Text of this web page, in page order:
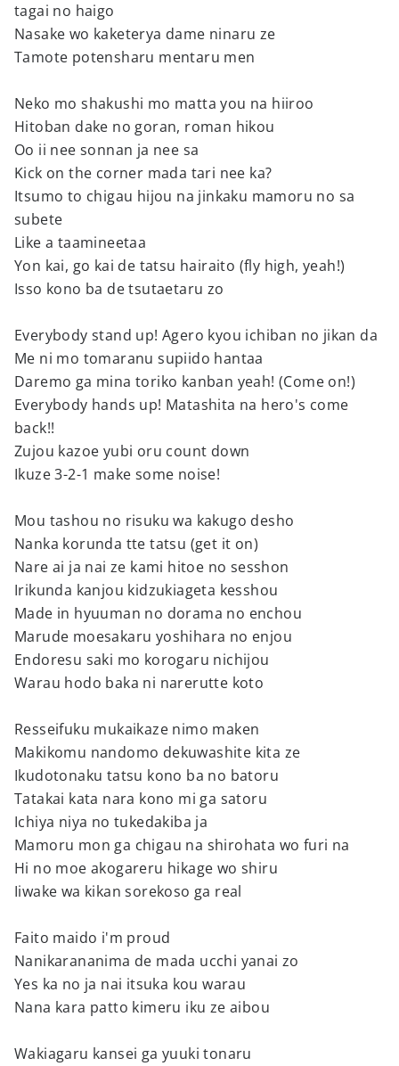
tagai no haigo
Nasake wo kaketerya dame ninaru ze
Tamote potensharu mentaru men
Neko mo shakushi mo matta you na hiiroo
Hitoban dake no goran, roman hikou
Oo ii nee sonnan ja nee sa
Kick on the corner mada tari nee ka?
Itsumo to chigau hijou na jinkaku mamoru no sa
subete
Like a taamineetaa
Yon kai, go kai de tatsu hairaito (fly high, yeah!)
Isso kono ba de tsutaetaru zo
Everybody stand up! Agero kyou ichiban no jikan da
Me ni mo tomaranu supiido hantaa
Daremo ga mina toriko kanban yeah! (Come on!)
Everybody hands up! Matashita na hero's come
back!!
Zujou kazoe yubi oru count down
Ikuze 3-2-1 make some noise!
Mou tashou no risuku wa kakugo desho
Nanka korunda tte tatsu (get it on)
Nare ai ja nai ze kami hitoe no sesshon
Irikunda kanjou kidzukiageta kesshou
Made in hyuuman no dorama no enchou
Marude moesakaru yoshihara no enjou
Endoresu saki mo korogaru nichijou
Warau hodo baka ni narerutte koto
Resseifuku mukaikaze nimo maken
Makikomu nandomo dekuwashite kita ze
Ikudotonaku tatsu kono ba no batoru
Tatakai kata nara kono mi ga satoru
Ichiya niya no tukedakiba ja
Mamoru mon ga chigau na shirohata wo furi na
Hi no moe akogareru hikage wo shiru
Iiwake wa kikan sorekoso ga real
Faito maido i'm proud
Nanikarananima de mada ucchi yanai zo
Yes ka no ja nai itsuka kou warau
Nana kara patto kimeru iku ze aibou
Wakiagaru kansei ga yuuki tonaru